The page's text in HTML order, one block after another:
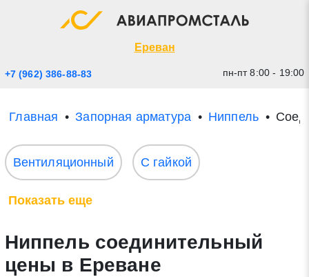
Ереван
+7 (962) 386-88-83 пн-пт 8:00 - 19:00
Главная Запорная арматура Ниппель
Вентиляционный С гайкой
Показать еще
Ниппель соединительный
цены в Ереване
Экспресс заявка
Прикрепить файл (до 20 mb)